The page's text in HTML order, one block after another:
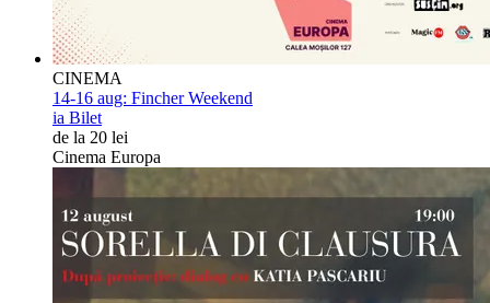
CINEMA
14-16 aug: Fincher Weekend
ia Bilet
de la 20 lei
Cinema Europa